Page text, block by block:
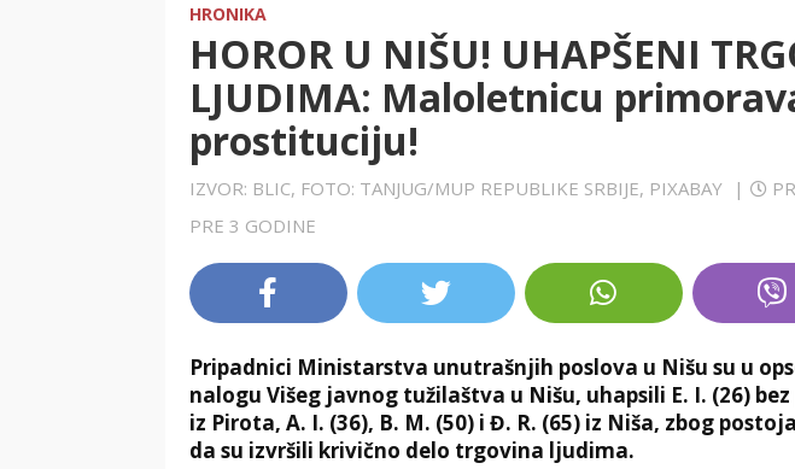
HRONIKA
HOROR U NIŠU! UHAPŠENI
LJUDIMA: Maloletnicu
prostituciju!
IZVOR: BLIC, FOTO: TANJUG/MUP REPUBLIKE SRBIJE, PIXABAY |
PRE 3 GODINE
Pripadnici Ministarstva unutrašnjih poslova u Nišu su u
nalogu Višeg javnog tužilaštva u Nišu, uhapsili E. I. (26)
iz Pirota, A. I. (36), B. M. (50) i Đ. R. (65) iz Niša, zbog
da su izvršili krivično delo trgovina ljudima.